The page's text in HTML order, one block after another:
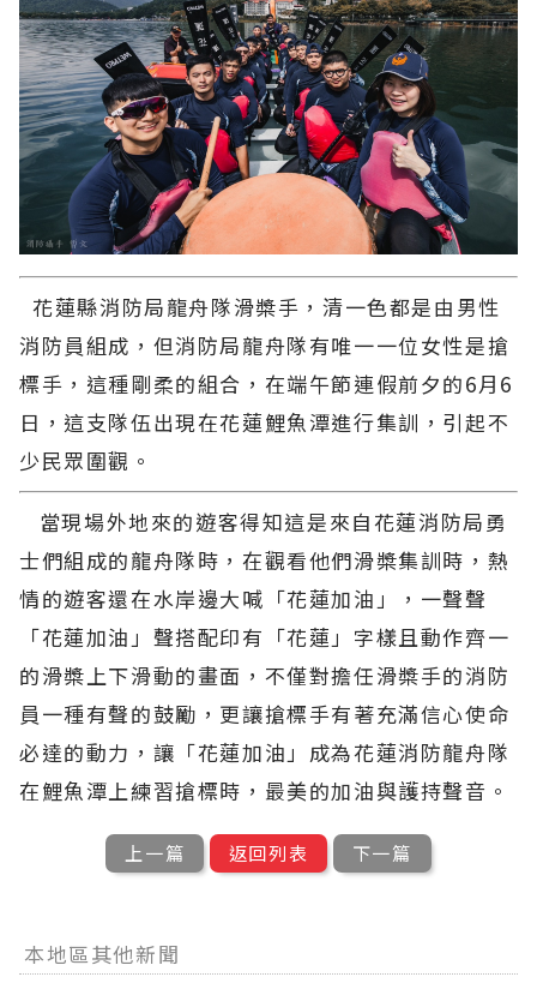
花蓮縣消防局龍舟隊滑槳手，清一色都是由男性
消防員組成，但消防局龍舟隊有唯一一位女性是搶
標手，這種剛柔的組合，在端午節連假前夕的6月6
日，這支隊伍出現在花蓮鯉魚潭進行集訓，引起不
少民眾圍觀。
當現場外地來的遊客得知這是來自花蓮消防局勇
士們組成的龍舟隊時，在觀看他們滑槳集訓時，熱
情的遊客還在水岸邊大喊「花蓮加油」，一聲聲
「花蓮加油」聲搭配印有「花蓮」字樣且動作齊一
的滑槳上下滑動的畫面，不僅對擔任滑槳手的消防
員一種有聲的鼓勵，更讓搶標手有著充滿信心使命
必達的動力，讓「花蓮加油」成為花蓮消防龍舟隊
在鯉魚潭上練習搶標時，最美的加油與護持聲音。
上一篇 返回列表 下一篇
本地區其他新聞